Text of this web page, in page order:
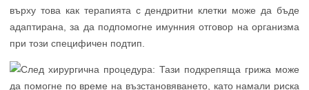
върху това как терапията с дендритни клетки може да бъде
адаптирана, за да подпомогне имунния отговор на организма
при този специфичен подтип.